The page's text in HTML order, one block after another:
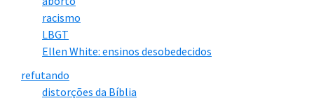
racismo
LBGT
Ellen White: ensinos desobedecidos
refutando
distorções da Bíblia